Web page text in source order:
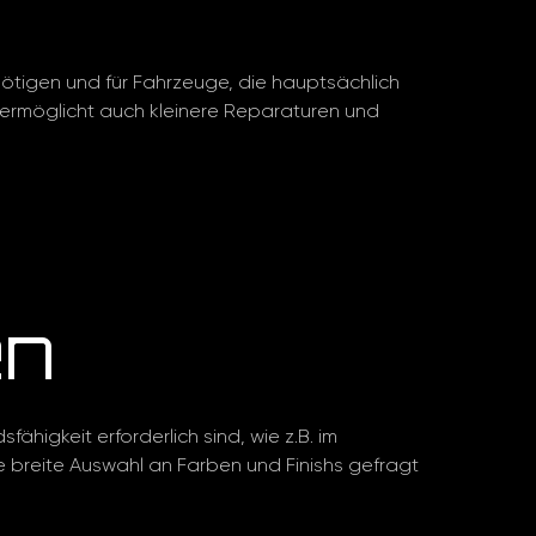
und für Fahrzeuge, die hauptsächlich
auch kleinere Reparaturen und
erforderlich sind, wie z.B. im
Auswahl an Farben und Finishs gefragt